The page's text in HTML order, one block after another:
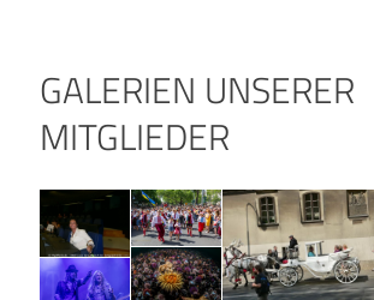
GALERIEN UNSERER
MITGLIEDER